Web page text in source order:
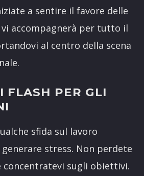
a sentire il favore delle
vi accompagnerà per tutto il
al centro della scena
FLASH PER GLI
sfida sul lavoro
stress. Non perdete
concentratevi sugli obiettivi.